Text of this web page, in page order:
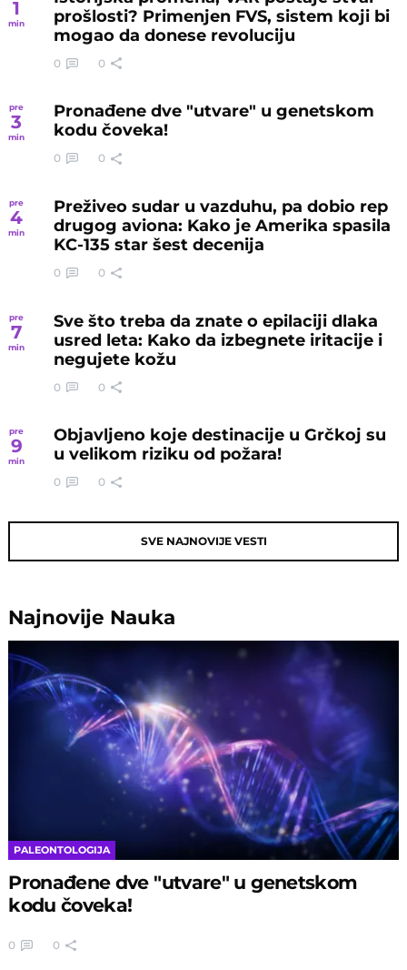
1
min
prošlosti? Primenjen FVS, sistem koji bi
mogao da donese revoluciju
0 0
pre
3
min
Pronađene dve "utvare" u genetskom
kodu čoveka!
0 0
pre
4
min
Preživeo sudar u vazduhu, pa dobio rep
drugog aviona: Kako je Amerika spasila
KC-135 star šest decenija
0 0
pre
7
min
Sve što treba da znate o epilaciji dlaka
usred leta: Kako da izbegnete iritacije i
negujete kožu
0 0
pre
9
min
Objavljeno koje destinacije u Grčkoj su
u velikom riziku od požara!
0 0
SVE NAJNOVIJE VESTI
Najnovije Nauka
PALEONTOLOGIJA
Pronađene dve "utvare" u genetskom
kodu čoveka!
0 0